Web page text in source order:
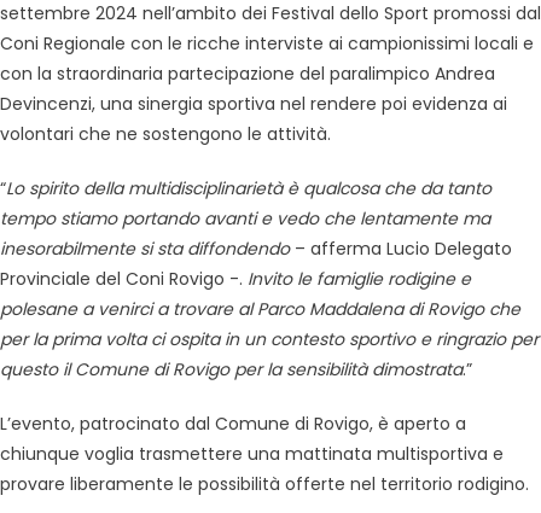
settembre 2024 nell’ambito dei Festival dello Sport promossi dal
Coni Regionale con le ricche interviste ai campionissimi locali e
con la straordinaria partecipazione del paralimpico Andrea
Devincenzi, una sinergia sportiva nel rendere poi evidenza ai
volontari che ne sostengono le attività.
“Lo spirito della multidisciplinarietà è qualcosa che da tanto
tempo stiamo portando avanti e vedo che lentamente ma
inesorabilmente si sta diffondendo– afferma Lucio Delegato
Provinciale del Coni Rovigo -. Invito le famiglie rodigine e
polesane a venirci a trovare al Parco Maddalena di Rovigo che
per la prima volta ci ospita in un contesto sportivo e ringrazio per
questo il Comune di Rovigo per la sensibilità dimostrata.”
L’evento, patrocinato dal Comune di Rovigo, è aperto a
chiunque voglia trasmettere una mattinata multisportiva e
provare liberamente le possibilità offerte nel territorio rodigino.